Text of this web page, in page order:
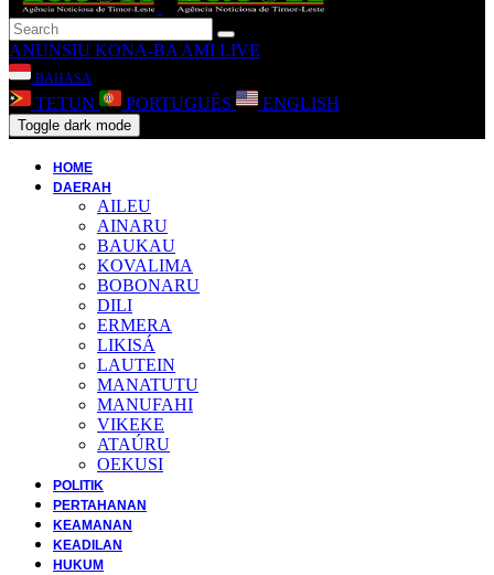
ANUNSIU KONA-BA AMI LIVE
BAHASA
TETUN PORTUGUÊS ENGLISH
Toggle dark mode
HOME
DAERAH
AILEU
AINARU
BAUKAU
KOVALIMA
BOBONARU
DILI
ERMERA
LIKISÁ
LAUTEIN
MANATUTU
MANUFAHI
VIKEKE
ATAÚRU
OEKUSI
POLITIK
PERTAHANAN
KEAMANAN
KEADILAN
HUKUM